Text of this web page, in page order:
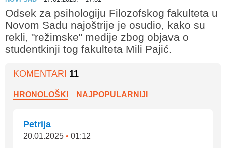
Odsek za psihologiju Filozofskog fakulteta u
Novom Sadu najoštrije je osudio, kako su
rekli, "režimske" medije zbog objava o
studentkinji tog fakulteta Mili Pajić.
KOMENTARI 11
HRONOLOŠKI NAJPOPULARNIJI
Petrija
20.01.2025 • 01:12